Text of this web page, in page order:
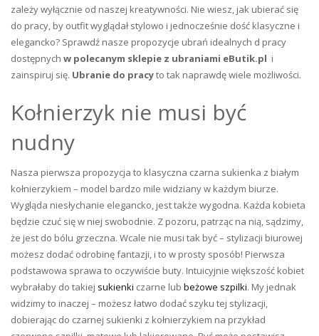
zależy wyłącznie od naszej kreatywności. Nie wiesz, jak ubierać się
do pracy, by outfit wyglądał stylowo i jednocześnie dość klasyczne i
elegancko? Sprawdź nasze propozycje ubrań idealnych d pracy
dostępnych w polecanym sklepie z ubraniami eButik.pl i
zainspiruj się. Ubranie do pracyto tak naprawdę wiele możliwości.
Kołnierzyk nie musi być
nudny
Nasza pierwsza propozycja to klasyczna czarna sukienka z białym
kołnierzykiem – model bardzo mile widziany w każdym biurze.
Wygląda niesłychanie elegancko, jest także wygodna. Każda kobieta
będzie czuć się w niej swobodnie. Z pozoru, patrząc na nią, sądzimy,
że jest do bólu grzeczna. Wcale nie musi tak być – stylizacji biurowej
możesz dodać odrobinę fantazji, i to w prosty sposób! Pierwsza
podstawowa sprawa to oczywiście buty. Intuicyjnie większość kobiet
wybrałaby do takiej sukienki czarne lub beżowe szpilki. My jednak
widzimy to inaczej – możesz łatwo dodać szyku tej stylizacji,
dobierając do czarnej sukienki z kołnierzykiem na przykład